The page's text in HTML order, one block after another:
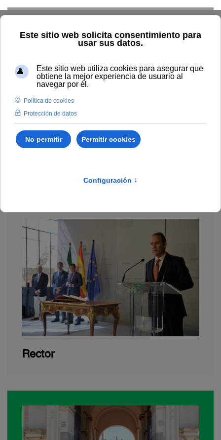
Conócenos Institucional Personal Académica Alumnado
Resultados
Inicio Transparencia Institucional
Rector